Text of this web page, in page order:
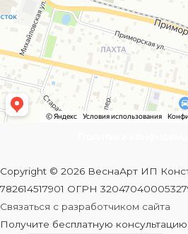
Copyright © 2026 ВеснаАрт ИП
782614517901 ОГРН
Связаться с разработчиком сайта
Получите бесплатную